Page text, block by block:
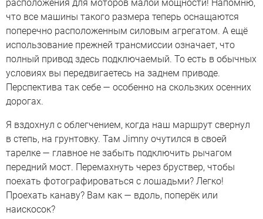
расположения для моторов малой мощности! Напомню,
что все машины такого размера теперь оснащаются
поперечно расположенным силовым агрегатом. А ещё
использование прежней трансмиссии означает, что
полный привод здесь подключаемый. То есть в обычных
условиях вы передвигаетесь на заднем приводе.
Перспектива так себе — особенно на скользких осенних
дорогах.
Я вздохнул с облегчением, когда наш маршрут свернул
в степь, на грунтовку. Там Jimny очутился в своей
тарелке — главное не забыть подключить рычагом
передний мост. Перемахнуть через бруствер, чтобы
поехать фотографироваться с лошадьми? Легко!
Проехать канаву? Вам как — вдоль, поперёк или
наискосок?